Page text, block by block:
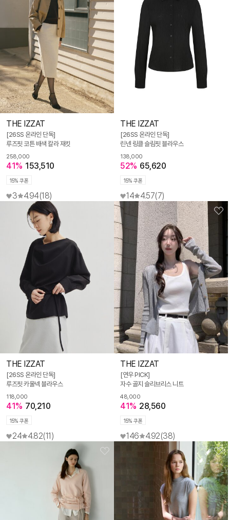
THE IZZAT
[26SS 온라인 단독]
루즈핏 코튼 배색 칼라 재킷
258,000
41% 153,510
15% 쿠폰
3 4.94(18)
THE IZZAT
[26SS 온라인 단독]
린넨 링클 슬림핏 블라우스
138,000
52% 65,620
15% 쿠폰
14 4.57(7)
THE IZZAT
[26SS 온라인 단독]
루즈핏 카울넥 블라우스
118,000
41% 70,210
15% 쿠폰
24 4.82(11)
THE IZZAT
[연우 PICK]
자수 골지 슬리브리스 니트
48,000
41% 28,560
15% 쿠폰
146 4.92(38)